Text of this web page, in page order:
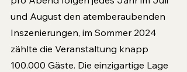
und August den atemberaubenden
Inszenierungen, im Sommer 2024
zählte die Veranstaltung knapp
100.000 Gäste. Die einzigartige Lage